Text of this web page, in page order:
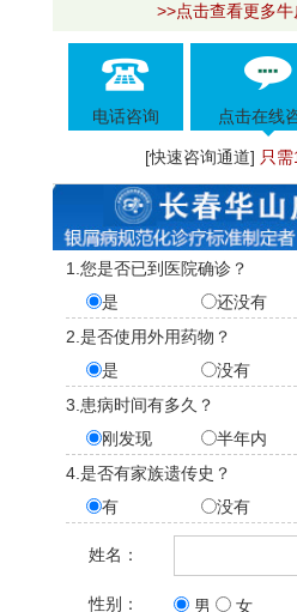
>>点击查看更多
电话咨询 点击在线
[快速咨询通道] 只
1.您是否已到医院确诊？
是
还没有
2.是否使用外用药物？
是
没有
3.患病时间有多久？
刚发现
半年内
4.是否有家族遗传史？
有
没有
姓名：
性别： 男 女